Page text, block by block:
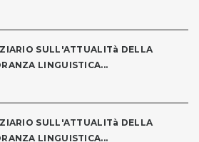
SULL'ATTUALITà DELLA
LINGUISTICA...
SULL'ATTUALITà DELLA
LINGUISTICA...